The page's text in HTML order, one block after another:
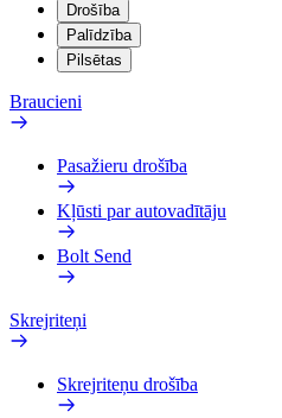
Drošība
Palīdzība
Pilsētas
Braucieni
Pasažieru drošība
Kļūsti par autovadītāju
Bolt Send
Skrejriteņi
Skrejriteņu drošība